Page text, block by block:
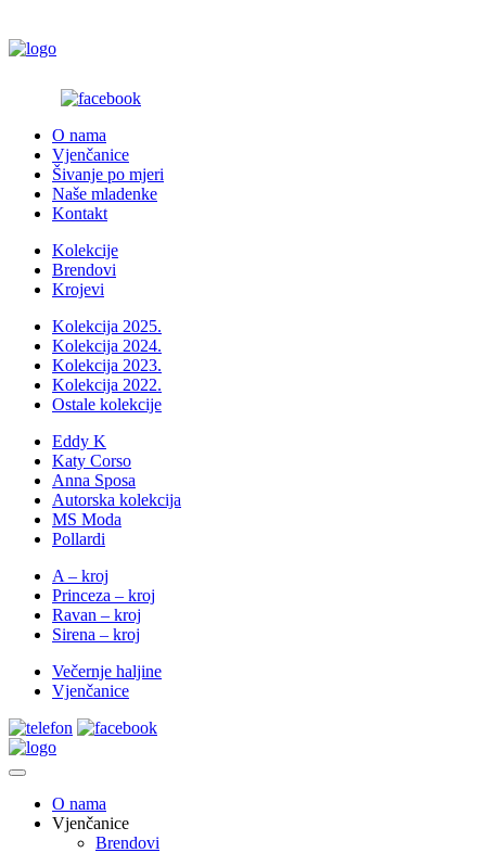
O nama
Vjenčanice
Šivanje po mjeri
Naše mladenke
Kontakt
Kolekcije
Brendovi
Krojevi
Kolekcija 2025.
Kolekcija 2024.
Kolekcija 2023.
Kolekcija 2022.
Ostale kolekcije
Eddy K
Katy Corso
Anna Sposa
Autorska kolekcija
MS Moda
Pollardi
A – kroj
Princeza – kroj
Ravan – kroj
Sirena – kroj
Večernje haljine
Vjenčanice
O nama
Vjenčanice
Brendovi